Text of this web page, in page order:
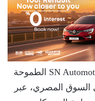
تأتي هذه الخطوة لتعكس رؤية SN Automotive الطموحة
السوق المصري، عبر